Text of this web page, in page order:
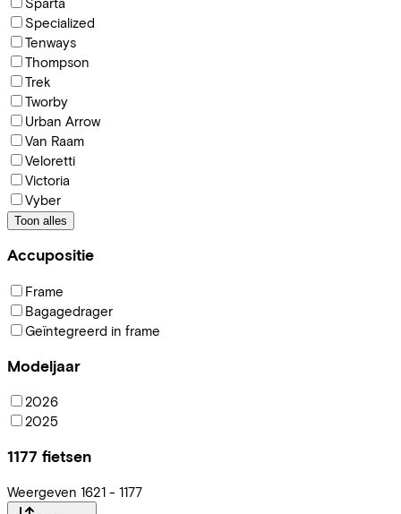
Specialized
Tenways
Thompson
Trek
Tworby
Urban Arrow
Van Raam
Veloretti
Victoria
Vyber
Toon alles
Accupositie
Frame
Bagagedrager
Geïntegreerd in frame
Modeljaar
2026
2025
1177 fietsen
Weergeven 1621 - 1177